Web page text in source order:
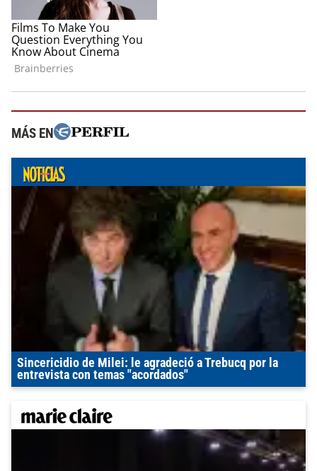
MÁS EN
Sincericidio de Milei: le agradeció a Trebucq por la
entrevista con temas "acordados"